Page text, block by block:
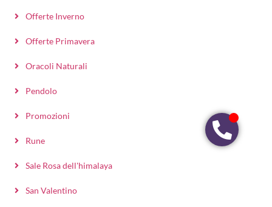
Offerte Inverno
Offerte Primavera
Oracoli Naturali
Pendolo
Promozioni
Rune
Sale Rosa dell'himalaya
San Valentino